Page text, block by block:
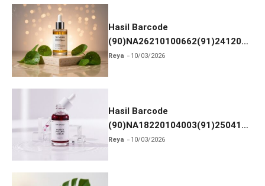
Hasil Barcode
(90)NA26210100662(91)241203
dan Izin BPOM
Reya 10/03/2026
Hasil Barcode
(90)NA18220104003(91)250418
dan Izin BPOM
Reya 10/03/2026